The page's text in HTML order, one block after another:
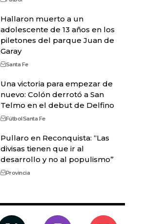
Hallaron muerto a un
adolescente de 13 años en los
piletones del parque Juan de
Garay
Santa Fe
Una victoria para empezar de
nuevo: Colón derrotó a San
Telmo en el debut de Delfino
FútbolSanta Fe
Pullaro en Reconquista: “Las
divisas tienen que ir al
desarrollo y no al populismo”
Provincia